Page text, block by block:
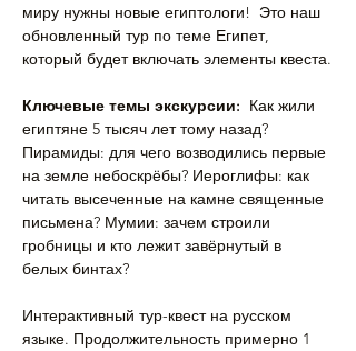
миру нужны новые египтологи!  Это наш
обновленный тур по теме Египет,
который будет включать элементы квеста.
Ключевые темы экскурсии: Как жили
египтяне 5 тысяч лет тому назад?
Пирамиды: для чего возводились первые
на земле небоскрёбы? Иероглифы: как
читать высеченные на камне священные
письмена? Мумии: зачем строили
гробницы и кто лежит завёрнутый в
белых бинтах?
Интерактивный тур-квест на русском
языке. Продолжительность примерно 1